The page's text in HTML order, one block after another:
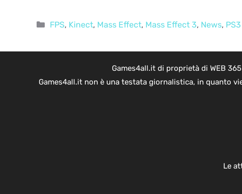
Categorie
FPS, Kinect, Mass Effect, Mass Effect 3, News, PS3
Games4all.it di proprietà di WEB
Games4all.it non è una testata giornalistica, in quanto
Le